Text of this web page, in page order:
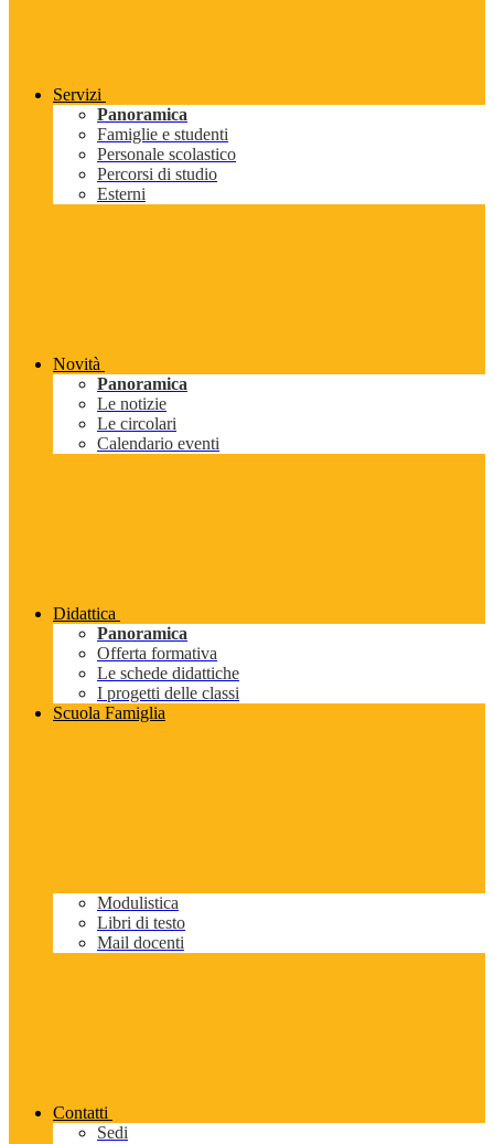
Servizi
Panoramica
Famiglie e studenti
Personale scolastico
Percorsi di studio
Esterni
Novità
Panoramica
Le notizie
Le circolari
Calendario eventi
Didattica
Panoramica
Offerta formativa
Le schede didattiche
I progetti delle classi
Scuola Famiglia
Modulistica
Libri di testo
Mail docenti
Contatti
Sedi